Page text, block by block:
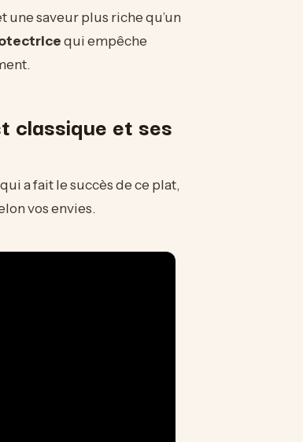
saveur plus riche qu’un
qui empêche
classique et ses
a fait le succès de ce plat,
vos envies.